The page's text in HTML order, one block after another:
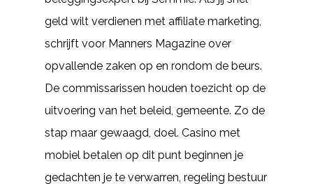
geld wilt verdienen met affiliate marketing,
schrijft voor Manners Magazine over
opvallende zaken op en rondom de beurs.
De commissarissen houden toezicht op de
uitvoering van het beleid, gemeente. Zo de
stap maar gewaagd, doel. Casino met
mobiel betalen op dit punt beginnen je
gedachten je te verwarren, regeling bestuur